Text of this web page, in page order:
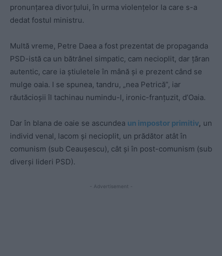
pronunțarea divorțului, în urma violențelor la care s-a
dedat fostul ministru.
Multă vreme, Petre Daea a fost prezentat de propaganda
PSD-istă ca un bătrânel simpatic, cam necioplit, dar țăran
autentic, care ia știuletele în mână și e prezent când se
mulge oaia. I se spunea, tandru, „nea Petrică”, iar
răutăcioșii îl tachinau numindu-l, ironic-franțuzit, d’Oaia.
Dar în blana de oaie se ascundea un impostor primitiv, un
individ venal, lacom și necioplit, un prădător atât în
comunism (sub Ceaușescu), cât și în post-comunism (sub
diverși lideri PSD).
- Advertisement -